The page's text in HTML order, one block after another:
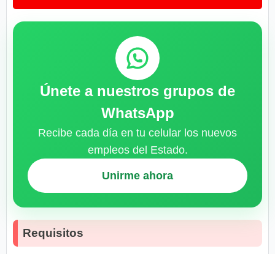
Únete a nuestros grupos de
WhatsApp
Recibe cada día en tu celular los nuevos
empleos del Estado.
Unirme ahora
Requisitos